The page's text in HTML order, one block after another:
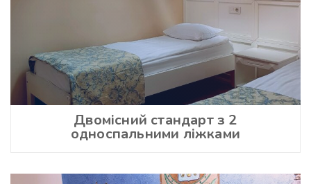
Двомісний стандарт з 2
односпальними ліжками